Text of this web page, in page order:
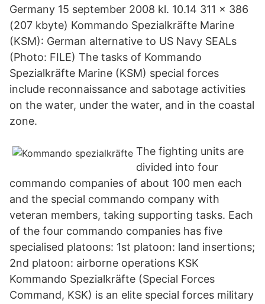
Germany 15 september 2008 kl. 10.14 311 × 386
(207 kbyte) Kommando Spezialkräfte Marine
(KSM): German alternative to US Navy SEALs
(Photo: FILE) The tasks of Kommando
Spezialkräfte Marine (KSM) special forces
include reconnaissance and sabotage activities
on the water, under the water, and in the coastal
zone.
The fighting units are
divided into four
commando companies of about 100 men each
and the special commando company with
veteran members, taking supporting tasks. Each
of the four commando companies has five
specialised platoons: 1st platoon: land insertions;
2nd platoon: airborne operations KSK
Kommando Spezialkräfte (Special Forces
Command, KSK) is an elite special forces military